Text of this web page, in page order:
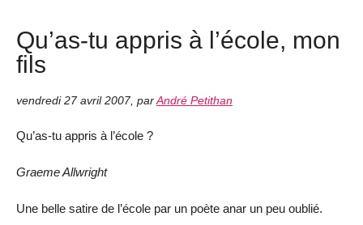
Qu’as-tu appris à l’école, mon
fils
vendredi 27 avril 2007, par André Petithan
Qu’as-tu appris à l’école ?
Graeme Allwright
Une belle satire de l’école par un poète anar un peu oublié.